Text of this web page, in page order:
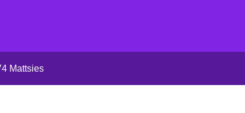
Mattsies